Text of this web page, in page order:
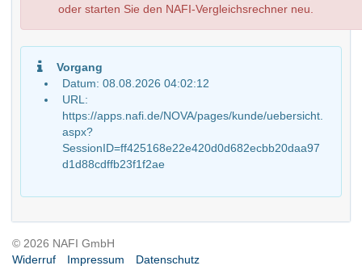
oder starten Sie den NAFI-Vergleichsrechner neu.
Vorgang
Datum: 08.08.2026 04:02:12
URL:
https://apps.nafi.de/NOVA/pages/kunde/uebersicht.
aspx?
SessionID=ff425168e22e420d0d682ecbb20daa97
d1d88cdffb23f1f2ae
© 2026 NAFI GmbH
Widerruf
Impressum Datenschutz